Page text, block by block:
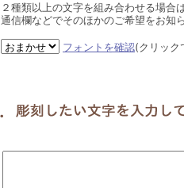
２種類以上の文字を組み合わせる場合
通信欄などでそのほかのご希望をお知
フォントを確認(クリック